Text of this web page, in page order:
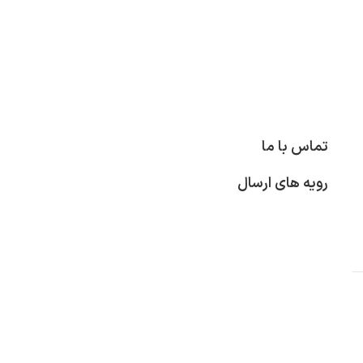
تماس با ما
رویه های ارسال